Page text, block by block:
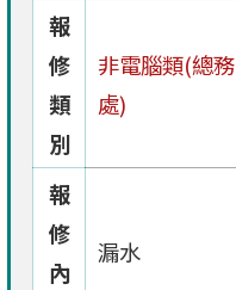
報
修
類
別
非電腦類(總務
處)
報
修
內
漏水